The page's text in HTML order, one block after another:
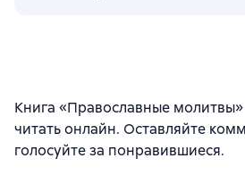
Книга «Православные
читать онлайн. Оставляйте
голосуйте за понравившиеся.